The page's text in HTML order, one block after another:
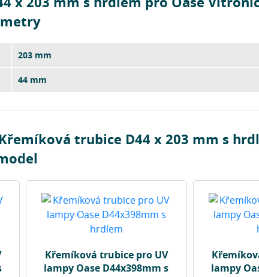
203 mm
44 mm
trubice D44 x 203 mm s
Křemíková trubice pro UV
lampy Oase D44x398mm s
lampy